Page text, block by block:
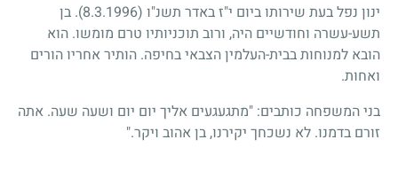
ינון נפל בעת שירותו ביום י"ז באדר תשנ"ו (8.3.1996)
. בן
תשע-עשרה וחודשיים היה, ורוב תוכניותיו טרם מומשו. הוא
הובא למנוחות בבית-העלמין הצבאי בחיפה. הותיר אחריו הורים
ואחות.
בני המשפחה כותבים: "מתגעגעים אליך יום יום ושעה שעה. אתה
זורם בדמנו. לא נשכחך יקירנו, בן אהוב ויקר."